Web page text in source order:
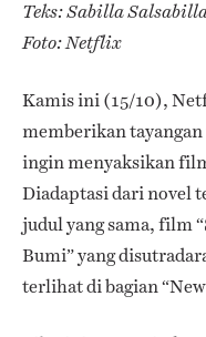
Teks: Sabilla
Foto: Netflix
Kamis ini (15/10),
memberikan
ingin menyaksikan
Diadaptasi dari novel
judul yang sama, film
Bumi” yang
terlihat di bagian